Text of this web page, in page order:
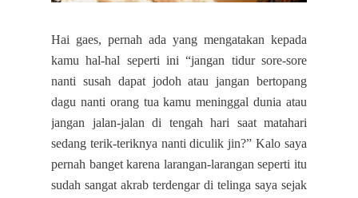
Hai gaes, pernah ada yang mengatakan kepada
kamu hal-hal seperti ini “jangan tidur sore-sore
nanti susah dapat jodoh atau jangan bertopang
dagu nanti orang tua kamu meninggal dunia atau
jangan jalan-jalan di tengah hari saat matahari
sedang terik-teriknya nanti diculik jin?” Kalo saya
pernah banget karena larangan-larangan seperti itu
sudah sangat akrab terdengar di telinga saya sejak